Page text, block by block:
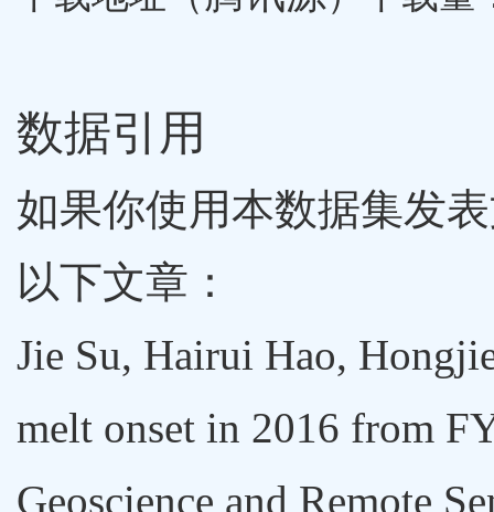
数据引用
如果你使用本数据集发
以下文章：
Jie Su, Hairui Hao,
melt onset in 2016 from
Geoscience and Remote